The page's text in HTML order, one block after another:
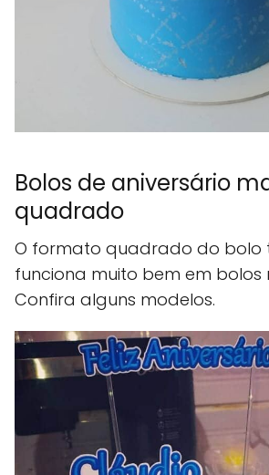
Bolos de aniversário
quadrado
O formato quadrado do bolo
funciona muito bem em bolos
Confira alguns modelos.